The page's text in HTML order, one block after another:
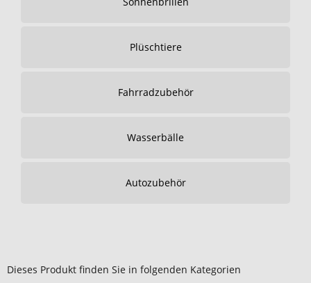
Plüschtiere
Fahrradzubehör
Wasserbälle
Autozubehör
Dieses Produkt finden Sie in folgenden Kategorien